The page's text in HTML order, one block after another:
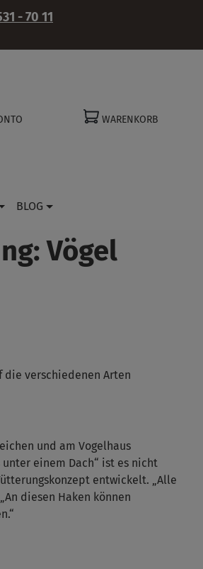
- 70 11
WARENKORB
BLOG
Vögel
verschiedenen Arten
und am Vogelhaus
einem Dach“ ist es nicht
entwickelt. „Alle
diesen Haken können